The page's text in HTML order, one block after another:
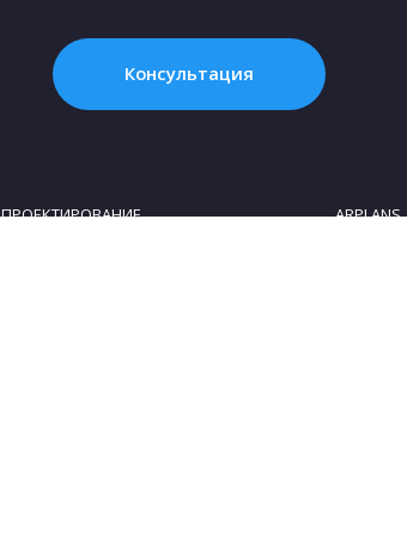
Консультация
ПРОЕКТИРОВАНИЕ ARPLANS